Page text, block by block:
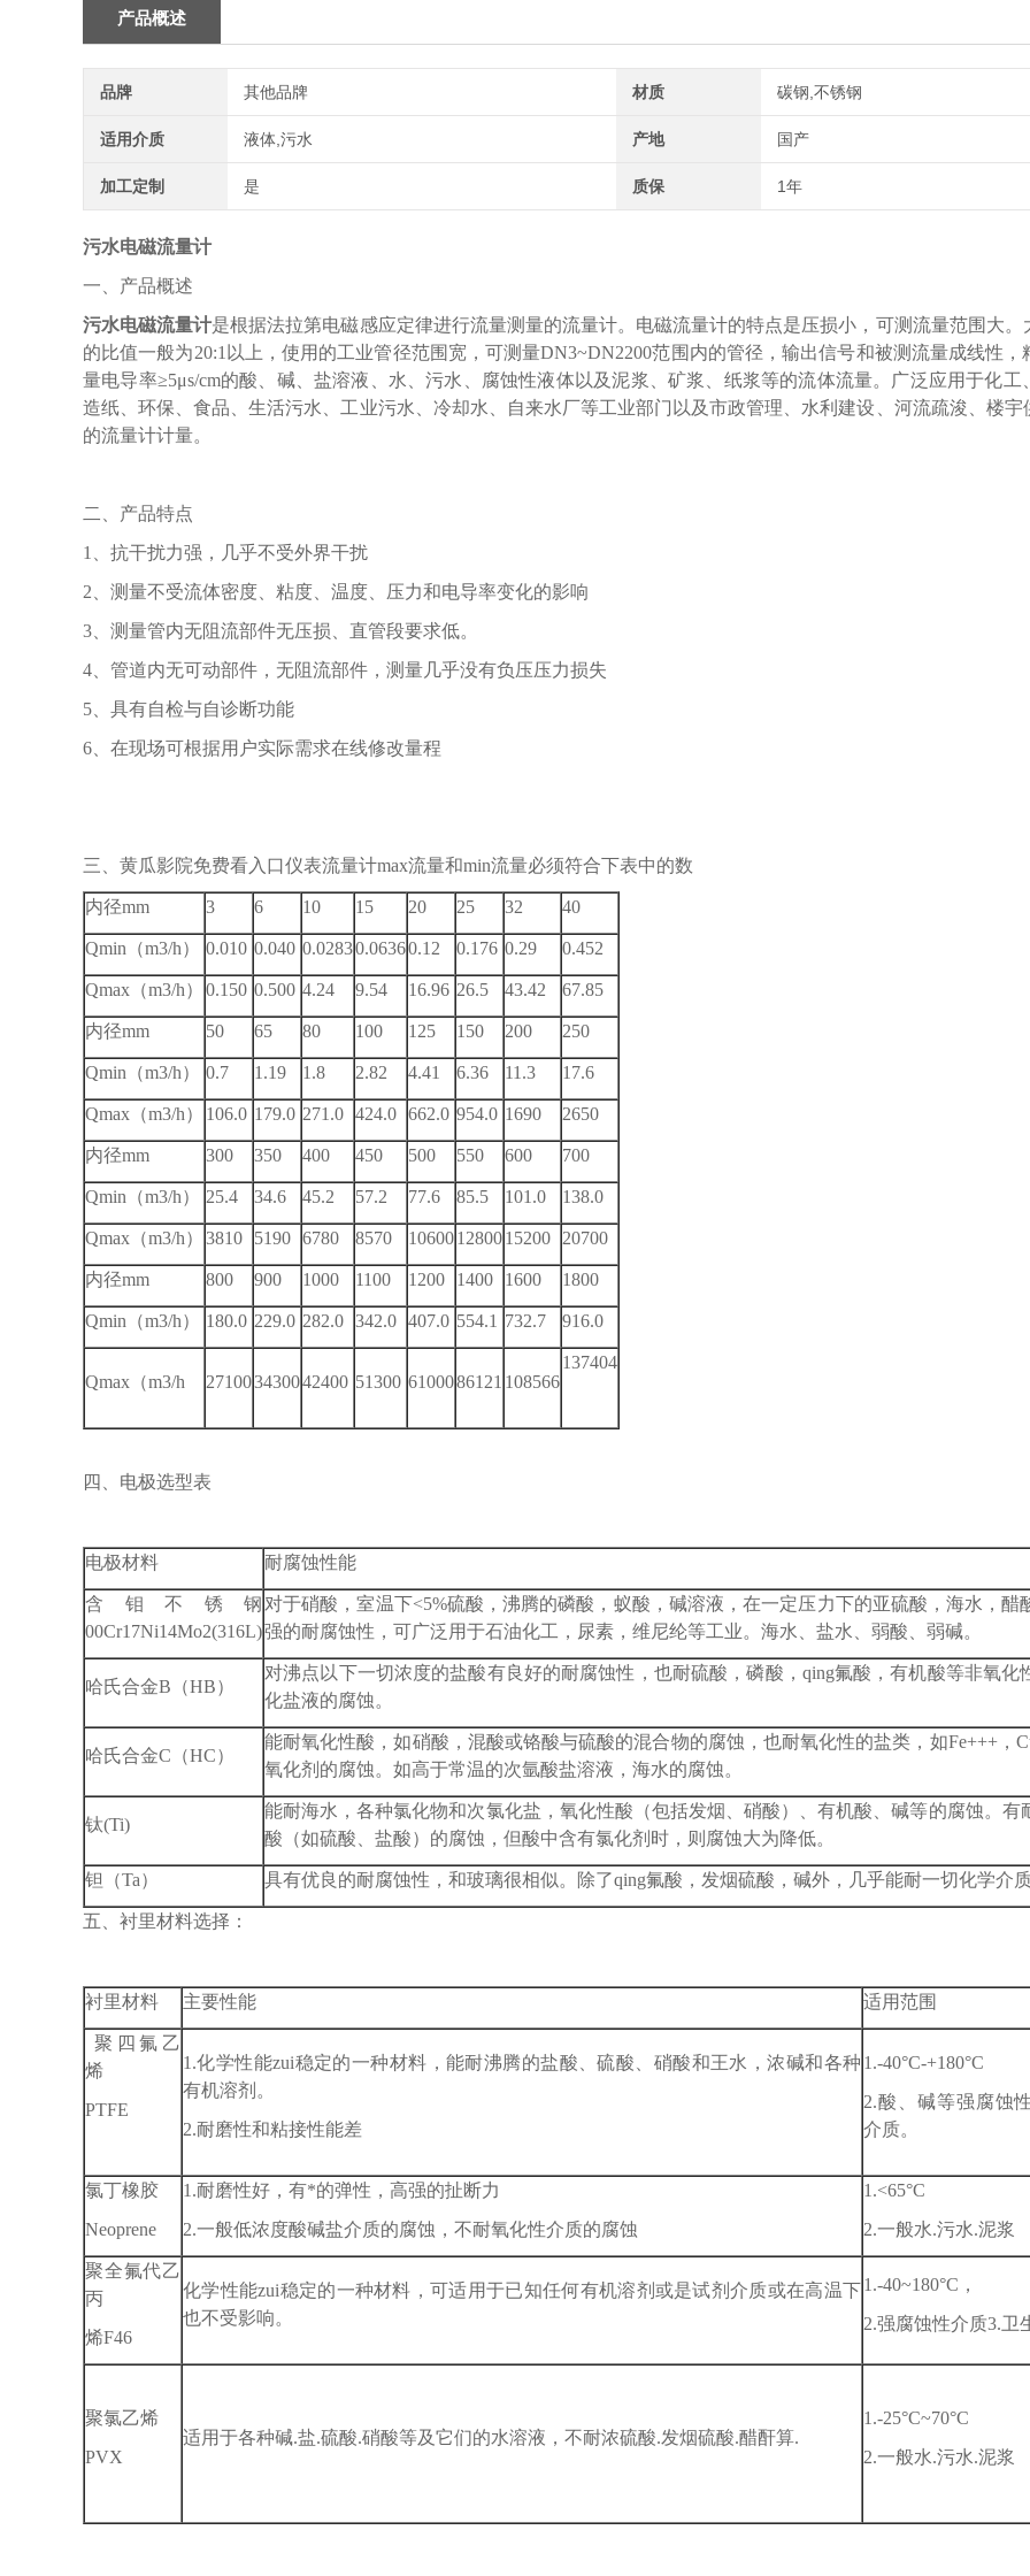
产品概述
品牌 其他品牌 材质 碳钢,不锈钢
适用介质 液体,污水 产地 国产
加工定制 是 质保 1年
污水电磁流量计
一、产品概述
污水电磁流量计是根据法拉第电磁感应定律进行流量测量的流量计。电磁流量计的特点是压损小，可测流量范围大。
的比值一般为20:1以上，使用的工业管径范围宽，可测量DN3~DN2200范围内的管径，输出信号和被测流量成线性，
量电导率≥5μs/cm的酸、碱、盐溶液、水、污水、腐蚀性液体以及泥浆、矿浆、纸浆等的流体流量。广泛应用于化工
造纸、环保、食品、生活污水、工业污水、冷却水、自来水厂等工业部门以及市政管理、水利建设、河流疏浚、楼宇
的流量计计量。
二、产品特点
1、抗干扰力强，几乎不受外界干扰
2、测量不受流体密度、粘度、温度、压力和电导率变化的影响
3、测量管内无阻流部件无压损、直管段要求低。
4、管道内无可动部件，无阻流部件，测量几乎没有负压压力损失
5、具有自检与自诊断功能
6、在现场可根据用户实际需求在线修改量程
三、黄瓜影院免费看入口仪表流量计max流量和min流量必须符合下表中的数
内径mm 3 6 10 15 20 25 32 40
Qmin（m3/h） 0.010 0.040 0.02830.06360.12 0.176 0.29 0.452
Qmax（m3/h） 0.150 0.500 4.24 9.54 16.96 26.5 43.42 67.85
内径mm 50 65 80 100 125 150 200 250
Qmin（m3/h） 0.7 1.19 1.8 2.82 4.41 6.36 11.3 17.6
Qmax（m3/h） 106.0 179.0 271.0 424.0 662.0 954.0 1690 2650
内径mm 300 350 400 450 500 550 600 700
Qmin（m3/h） 25.4 34.6 45.2 57.2 77.6 85.5 101.0 138.0
Qmax（m3/h） 3810 5190 6780 8570 106001280015200 20700
内径mm 800 900 1000 1100 1200 1400 1600 1800
Qmin（m3/h） 180.0 229.0 282.0 342.0 407.0 554.1 732.7 916.0
Qmax（m3/h 271003430042400 51300 6100086121 108566
137404
四、电极选型表
电极材料 耐腐蚀性能
含钼不锈钢
00Cr17Ni14Mo2(316L)
对于硝酸，室温下<5%硫酸，沸腾的磷酸，蚁酸，碱溶液，在一定压力下的亚硫酸，海水，醋
强的耐腐蚀性，可广泛用于石油化工，尿素，维尼纶等工业。海水、盐水、弱酸、弱碱。
哈氏合金B（HB）
对沸点以下一切浓度的盐酸有良好的耐腐蚀性，也耐硫酸，磷酸，qing氟酸，有机酸等非氧化
化盐液的腐蚀。
哈氏合金C（HC）
能耐氧化性酸，如硝酸，混酸或铬酸与硫酸的混合物的腐蚀，也耐氧化性的盐类，如Fe+++，
氧化剂的腐蚀。如高于常温的次氩酸盐溶液，海水的腐蚀。
钛(Ti)
能耐海水，各种氯化物和次氯化盐，氧化性酸（包括发烟、硝酸）、有机酸、碱等的腐蚀。有
酸（如硫酸、盐酸）的腐蚀，但酸中含有氯化剂时，则腐蚀大为降低。
钽（Ta） 具有优良的耐腐蚀性，和玻璃很相似。除了qing氟酸，发烟硫酸，碱外，几乎能耐一切化学介
五、衬里材料选择：
衬里材料 主要性能 适用范围
聚四氟乙
烯
PTFE
1.化学性能zui稳定的一种材料，能耐沸腾的盐酸、硫酸、硝酸和王水，浓碱和各种
有机溶剂。
2.耐磨性和粘接性能差
1.-40°C-+180°C
2.酸、碱等强腐蚀
介质。
氯丁橡胶
Neoprene
1.耐磨性好，有*的弹性，高强的扯断力
2.一般低浓度酸碱盐介质的腐蚀，不耐氧化性介质的腐蚀
1.<65°C
2.一般水.污水.泥浆
聚全氟代乙
丙
烯F46
化学性能zui稳定的一种材料，可适用于已知任何有机溶剂或是试剂介质或在高温下
也不受影响。
1.-40~180°C，
2.强腐蚀性介质3.卫
聚氯乙烯
PVX
适用于各种碱.盐.硫酸.硝酸等及它们的水溶液，不耐浓硫酸.发烟硫酸.醋酐算.
1.-25°C~70°C
2.一般水.污水.泥浆